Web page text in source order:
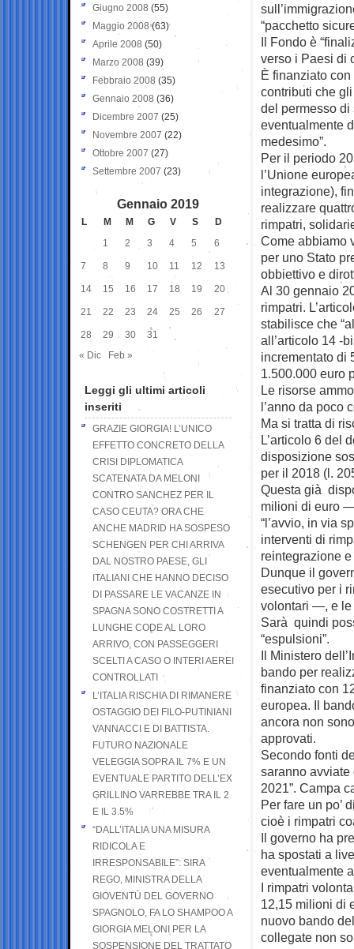
“pacchetto
Il Fondo è
verso i Paesi di
È finanziato
contributi che
del permesso di
eventualmente
medesimo”.
Per il periodo
l’Unione
integrazione),
realizzare
rimpatri,
Come abbiamo
per uno Stato
obbiettivo e
Al 30 gennaio
rimpatri.
stabilisce che
all’articolo 14 -
incrementato di
1.500.000 euro
Le risorse
l’anno da poco
Ma si tratta di
L’articolo 6 del
disposizione
per il 2018 (l.
Questa già
milioni di euro
“l’avvio, in via
interventi di
reintegrazione
Dunque il
esecutivo per i
volontari —, e le
Sarà quindi
“espulsioni”.
Il Ministero
bando per
finanziato con
europea. Il
ancora non
approvati.
Secondo fonti
saranno
2021”. Campa
Per fare un po’
cioè i rimpatri
Il governo ha
ha spostati a
eventualmente
I rimpatri
12,15 milioni di
nuovo bando
collegate non
Giugno 2008 (55)
Maggio 2008(63)
Aprile 2008 (50)
Marzo 2008 (39)
Febbraio 2008 (35)
Gennaio 2008 (36)
Dicembre 2007 (25)
Novembre 2007 (22)
Ottobre 2007 (27)
Settembre 2007 (23)
Gennaio 2019
L M M G V S
D
1
2 3 4 5 6
7 8 9 10 11 12 13
14 15 16 17 18 19 20
21 22 23 24 25 26 27
28 29 30
31
« Dic
Feb »
Leggi gli ultimi articoli
inseriti
GRAZIE GIORGIA! L’UNICO
EFFETTO CONCRETO DELLA
CRISI DIPLOMATICA
SCATENATA DA MELONI
CONTRO SANCHEZ PER IL
CASO CEUTA? ORA CHE
ANCHE MADRID HA SOSPESO
SCHENGEN PER CHI ARRIVA
DAL NOSTRO PAESE, GLI
ITALIANI CHE HANNO DECISO
DI PASSARE LE VACANZE IN
SPAGNA SONO COSTRETTI A
LUNGHE CODE AL LORO
ARRIVO, CON PASSEGGERI
SCELTI A CASO O INTERI AEREI
CONTROLLATI
L’ITALIA RISCHIA DI RIMANERE
OSTAGGIO DEI FILO-PUTINIANI
VANNACCI E DI BATTISTA.
FUTURO NAZIONALE
VELEGGIA SOPRA IL 7% E UN
EVENTUALE PARTITO DELL’EX
GRILLINO VARREBBE TRA IL 2
E IL 3.5%
“DALL’ITALIA UNA MISURA
RIDICOLA E
IRRESPONSABILE”: SIRA
REGO, MINISTRA DELLA
GIOVENTÙ DEL GOVERNO
SPAGNOLO, FA LO SHAMPOO A
GIORGIA MELONI PER LA
SOSPENSIONE DEL TRATTATO